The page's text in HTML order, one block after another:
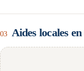
03 Aides locales en